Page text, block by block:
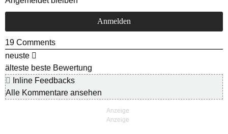
19 Comments
neuste
älteste beste Bewertung
Inline Feedbacks
Alle Kommentare ansehen